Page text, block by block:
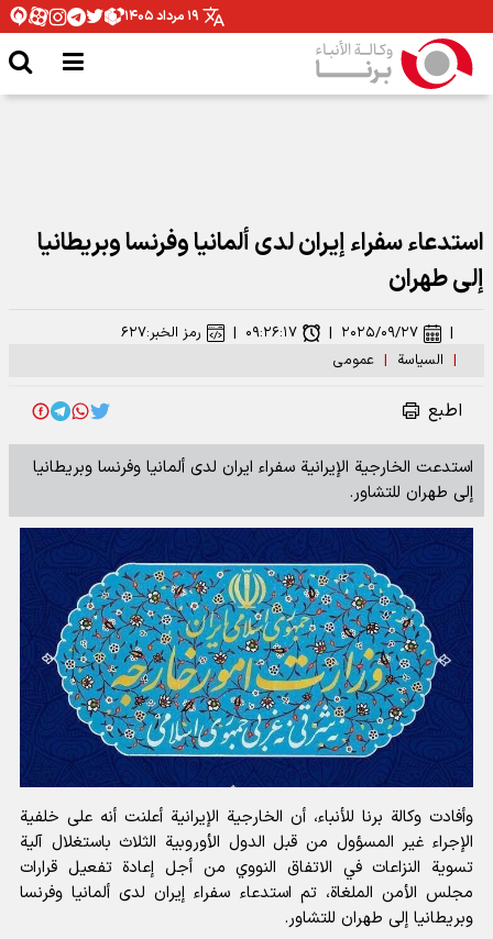
۱۹ مرداد ۱۴۰۵
استدعاء سفراء إيران لدى ألمانيا وفرنسا وبريطانيا
إلى طهران
| السیاسة | عمومی
| ۲۰۲۵/۰۹/۲۷ | ۰۹:۲۶:۱۷ | رمز الخبر:۶۲۷
اطبع
استدعت الخارجية الإيرانية سفراء ايران لدى ألمانيا وفرنسا وبريطانيا
إلى طهران للتشاور.
وأفادت وكالة برنا للأنباء، أن الخارجية الإيرانية أعلنت أنه على خلفية
الإجراء غير المسؤول من قبل الدول الأوروبية الثلاث باستغلال آلية
تسوية النزاعات في الاتفاق النووي من أجل إعادة تفعيل قرارات
مجلس الأمن الملغاة، تم استدعاء سفراء إيران لدى ألمانيا وفرنسا
وبريطانيا إلى طهران للتشاور.